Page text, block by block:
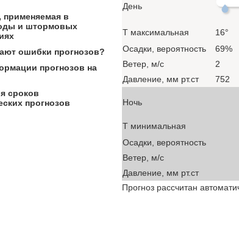
День
T максимальная 16°
Осадки, вероятность
69%
Ветер, м/с
2
Давление, мм рт.ст
752
Ночь
T минимальная
Осадки, вероятность
Ветер, м/с
Давление, мм рт.ст
Прогноз рассчитан
применяемая в
и штормовых
ошибки прогнозов?
прогнозов на
сроков
прогнозов